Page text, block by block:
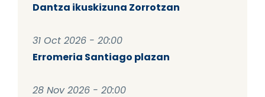
Dantza ikuskizuna Zorrotzan
31 Oct 2026 - 20:00
Erromeria Santiago plazan
28 Nov 2026 - 20:00